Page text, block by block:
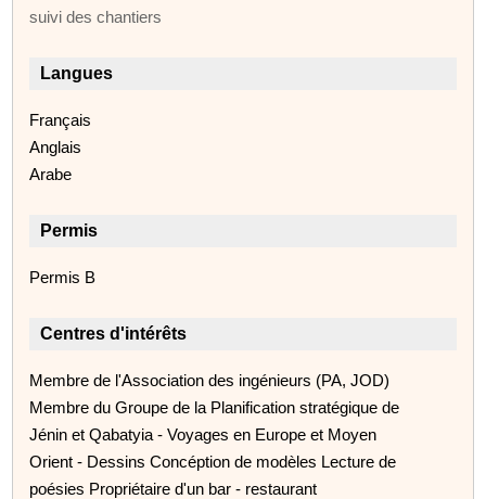
suivi des chantiers
Langues
Français
Anglais
Arabe
Permis
Permis B
Centres d'intérêts
Membre de l'Association des ingénieurs (PA, JOD)
Membre du Groupe de la Planification stratégique de
Jénin et Qabatyia - Voyages en Europe et Moyen
Orient - Dessins Concéption de modèles Lecture de
poésies Propriétaire d'un bar - restaurant